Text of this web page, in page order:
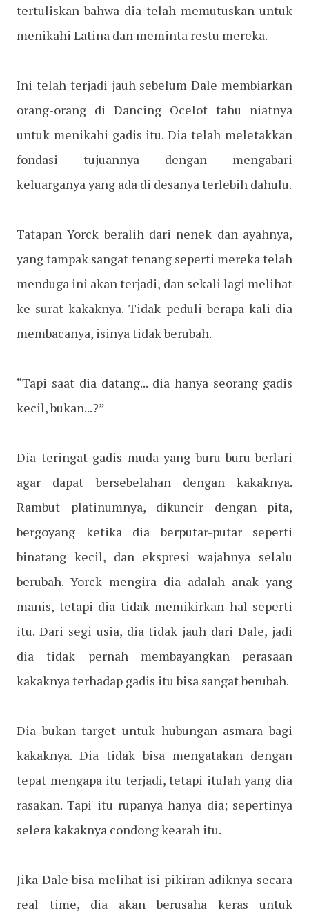
tertuliskan bahwa dia telah memutuskan untuk
menikahi Latina dan meminta restu mereka.
Ini telah terjadi jauh sebelum Dale membiarkan
orang-orang di Dancing Ocelot tahu niatnya
untuk menikahi gadis itu. Dia telah meletakkan
fondasi tujuannya dengan mengabari
keluarganya yang ada di desanya terlebih dahulu.
Tatapan Yorck beralih dari nenek dan ayahnya,
yang tampak sangat tenang seperti mereka telah
menduga ini akan terjadi, dan sekali lagi melihat
ke surat kakaknya. Tidak peduli berapa kali dia
membacanya, isinya tidak berubah.
“Tapi saat dia datang... dia hanya seorang gadis
kecil, bukan...?”
Dia teringat gadis muda yang buru-buru berlari
agar dapat bersebelahan dengan kakaknya.
Rambut platinumnya, dikuncir dengan pita,
bergoyang ketika dia berputar-putar seperti
binatang kecil, dan ekspresi wajahnya selalu
berubah. Yorck mengira dia adalah anak yang
manis, tetapi dia tidak memikirkan hal seperti
itu. Dari segi usia, dia tidak jauh dari Dale, jadi
dia tidak pernah membayangkan perasaan
kakaknya terhadap gadis itu bisa sangat berubah.
Dia bukan target untuk hubungan asmara bagi
kakaknya. Dia tidak bisa mengatakan dengan
tepat mengapa itu terjadi, tetapi itulah yang dia
rasakan. Tapi itu rupanya hanya dia; sepertinya
selera kakaknya condong kearah itu.
Jika Dale bisa melihat isi pikiran adiknya secara
real time, dia akan berusaha keras untuk